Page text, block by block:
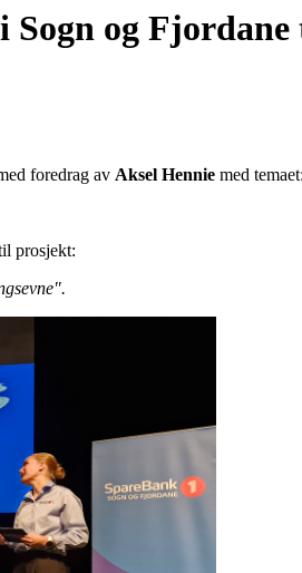
Sogn og
foredrag av Aksel Hennie med temaet:
prosjekt: